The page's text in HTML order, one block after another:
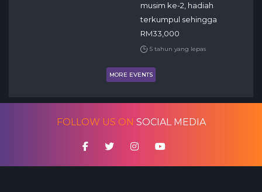
musim ke-2, hadiah
terkumpul sehingga
RM33,000
5 tahun yang lepas
MORE EVENTS
FOLLOW US ON SOCIAL MEDIA